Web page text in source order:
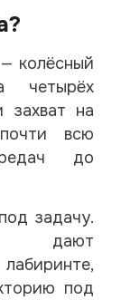
колёсный
четырёх
захват на
всю
до
задачу.
дают
под